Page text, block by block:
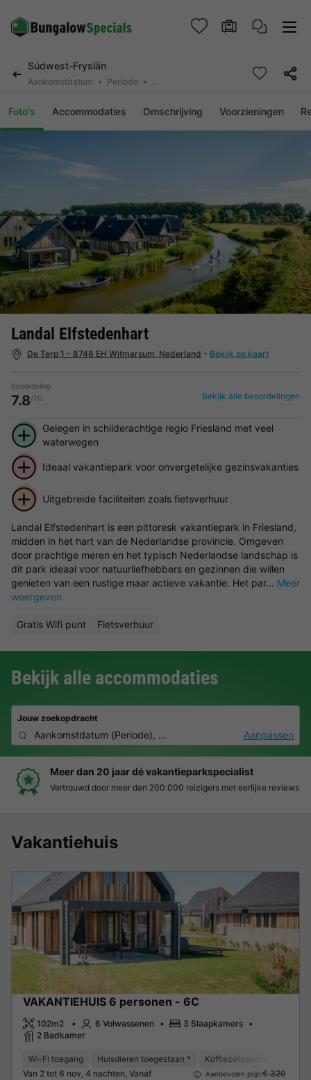
Súdwest-Fryslân
Aankomstdatum Periode 2 personen, 0 huisdier
Foto's Accommodaties Omschrijving Voorzieningen
Landal Elfstedenhart
De Terp 1 - 8748 EH Witmarsum, Nederland - Bekijk op kaart
Beoordeling
7.8/10 Bekijk alle beoordelingen
Gelegen in schilderachtige regio Friesland met veel
waterwegen
Ideaal vakantiepark voor onvergetelijke gezinsvakanties
Uitgebreide faciliteiten zoals fietsverhuur
Landal Elfstedenhart is een pittoresk vakantiepark in Friesland,
midden in het hart van de Nederlandse provincie. Omgeven
door prachtige meren en het typisch Nederlandse landschap is
dit park ideaal voor natuurliefhebbers en gezinnen die willen
genieten van een rustige maar actieve vakantie. Het par... Meer
weergeven
Gratis Wifi punt Fietsverhuur
Bekijk alle accommodaties
Jouw zoekopdracht
Aankomstdatum (Periode), 2 personen, 0 huisdierAanpassen
Meer dan 20 jaar dé vakantieparkspecialist
Vertrouwd door meer dan 200.000 reizigers met eerlijke reviews
Vakantiehuis
VAKANTIEHUIS 6 personen - 6C
102m2 6 Volwassenen
3 Slaapkamers
2 Badkamer
Wi-Fi toegang Huisdieren toegestaan * Koffiezetapparaat
Van 2 tot 6 nov, 4 nachten, Vanaf
Aanbevolen prijs:€ 329